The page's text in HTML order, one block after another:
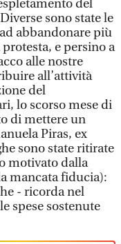
del
sono state le
abbandonare più
e persino a
alle nostre
all’attività
del
lo scorso mese di
di mettere un
Piras, ex
sono state ritirate
motivato dalla
mancata fiducia):
- ricorda nel
spese sostenute